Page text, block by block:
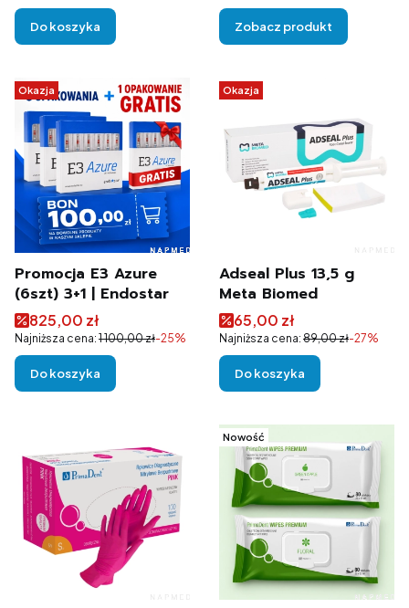
Do koszyka Zobacz produkt
Okazja
Promocja E3 Azure
(6szt) 3+1 | Endostar
Cena promocyjna
825,00 zł
Najniższa cena: 1 100,00 zł-25%
Do koszyka
Okazja
Adseal Plus 13,5 g
Meta Biomed
Cena promocyjna
65,00 zł
Najniższa cena: 89,00 zł-27%
Do koszyka
Nowość